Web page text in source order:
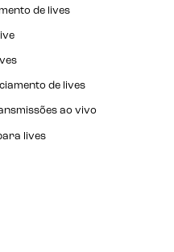
de lives
de lives
ao vivo
lives